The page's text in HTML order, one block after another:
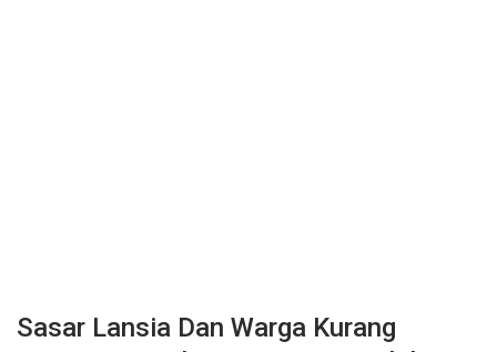
Sasar Lansia Dan Warga Kurang